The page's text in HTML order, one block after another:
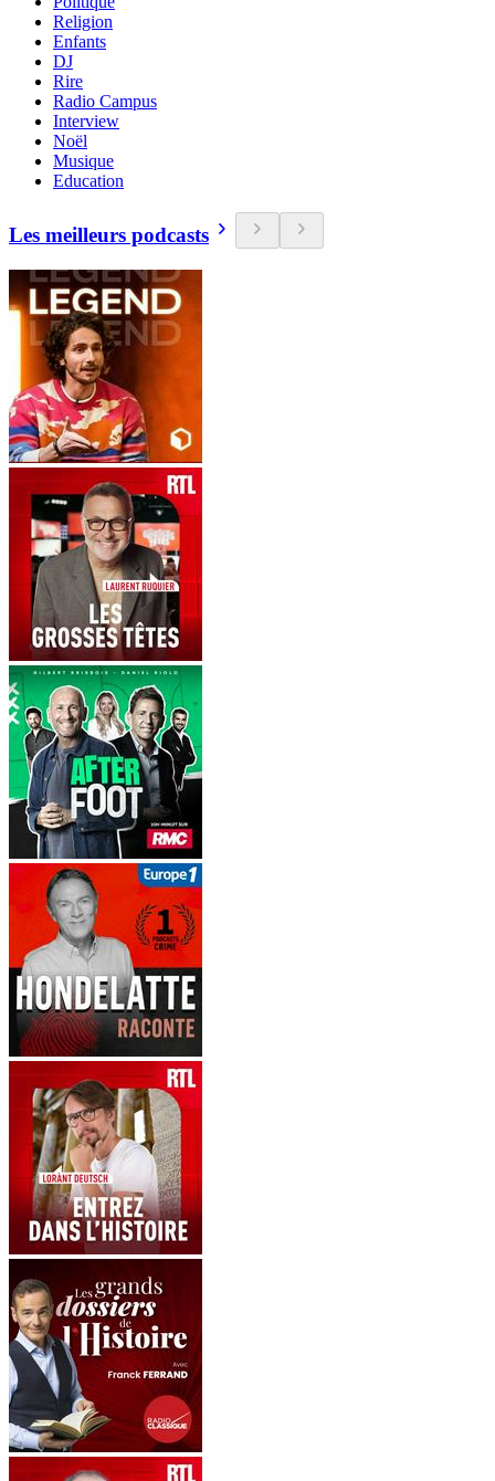
Religion
Enfants
DJ
Rire
Radio Campus
Interview
Noël
Musique
Education
Les meilleurs podcasts